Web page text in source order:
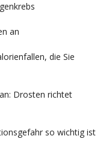
an
die Sie
Drosten richtet
so wichtig ist